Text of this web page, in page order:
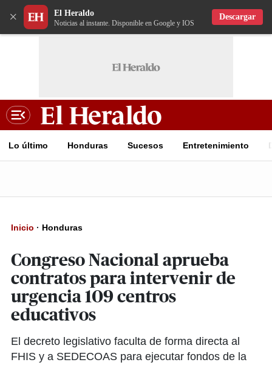
× El Heraldo
Noticias al instante. Disponible en Google y IOS
Descargar
Lo último Honduras Sucesos Entretenimiento
Inicio · Honduras
Congreso Nacional aprueba
contratos para intervenir de
urgencia 109 centros
educativos
El decreto legislativo faculta de forma directa al
FHIS y a SEDECOAS para ejecutar fondos de la